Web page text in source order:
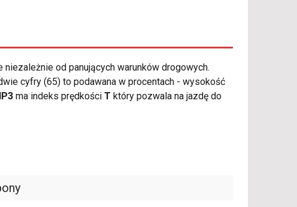
od panujących warunków drogowych.
cyfry (65) to podawana w procentach - wysokość
ma indeks prędkości T który pozwala na jazdę do